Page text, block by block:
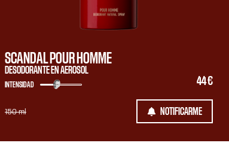
SCANDAL POUR HOMME
DESODORANTE EN AEROSOL
44 €
INTENSIDAD
150 ml NOTIFICARME